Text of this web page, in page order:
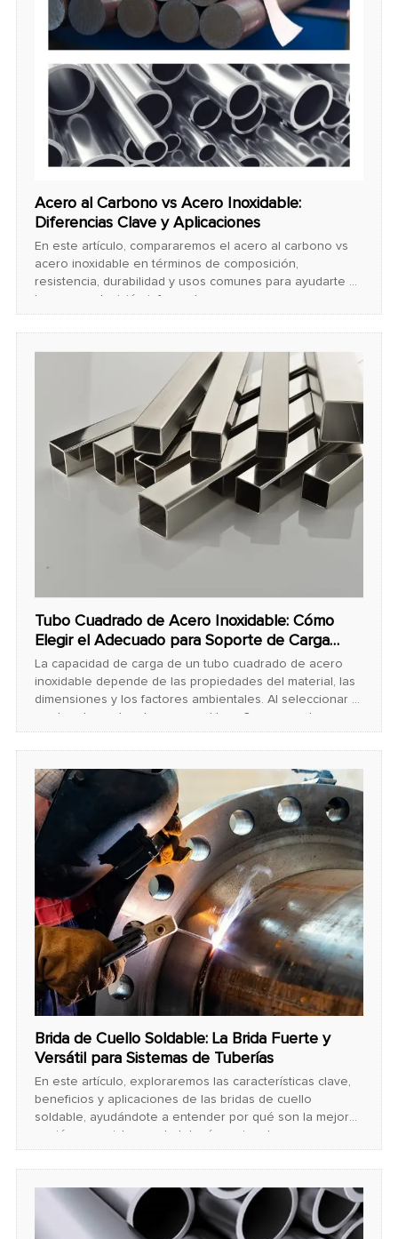
Acero al Carbono vs Acero Inoxidable:
Diferencias Clave y Aplicaciones
En este artículo, compararemos el acero al carbono vs
acero inoxidable en términos de composición,
resistencia, durabilidad y usos comunes para ayudarte a
tomar una decisión informada.
Tubo Cuadrado de Acero Inoxidable: Cómo
Elegir el Adecuado para Soporte de Carga
Máxima
La capacidad de carga de un tubo cuadrado de acero
inoxidable depende de las propiedades del material, las
dimensiones y los factores ambientales. Al seleccionar el
grado adecuado, el grosor y el tamaño, se puede
garantizar un rendimiento óptimo en cualquier aplicación.
Ya sea para construcción, muebles o uso industrial, los
tubos cuadrados de acero inoxidable ofrecen un
equilibrio perfecto entre resistencia y elegancia.
Brida de Cuello Soldable: La Brida Fuerte y
Versátil para Sistemas de Tuberías
En este artículo, exploraremos las características clave,
beneficios y aplicaciones de las bridas de cuello
soldable, ayudándote a entender por qué son la mejor
opción para sistemas de tuberías exigentes.